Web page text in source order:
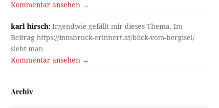
Kommentar ansehen →
karl hirsch: Irgendwie gefällt mir dieses Thema. Im
Beitrag https://innsbruck-erinnert.at/blick-vom-bergisel/
sieht man…
Kommentar ansehen →
Archiv